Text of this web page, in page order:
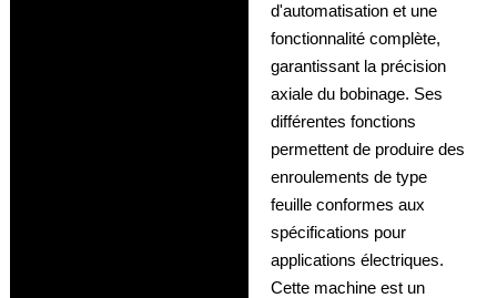
d'automatisation et une
fonctionnalité complète,
garantissant la précision
axiale du bobinage. Ses
différentes fonctions
permettent de produire des
enroulements de type
feuille conformes aux
spécifications pour
applications électriques.
Cette machine est un